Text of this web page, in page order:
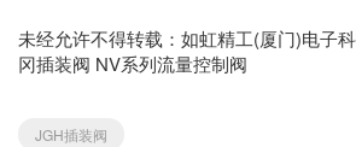
未经允许不得转载： 如虹精工(厦门)电子
冈插装阀 NV系列流量控制阀
JGH插装阀